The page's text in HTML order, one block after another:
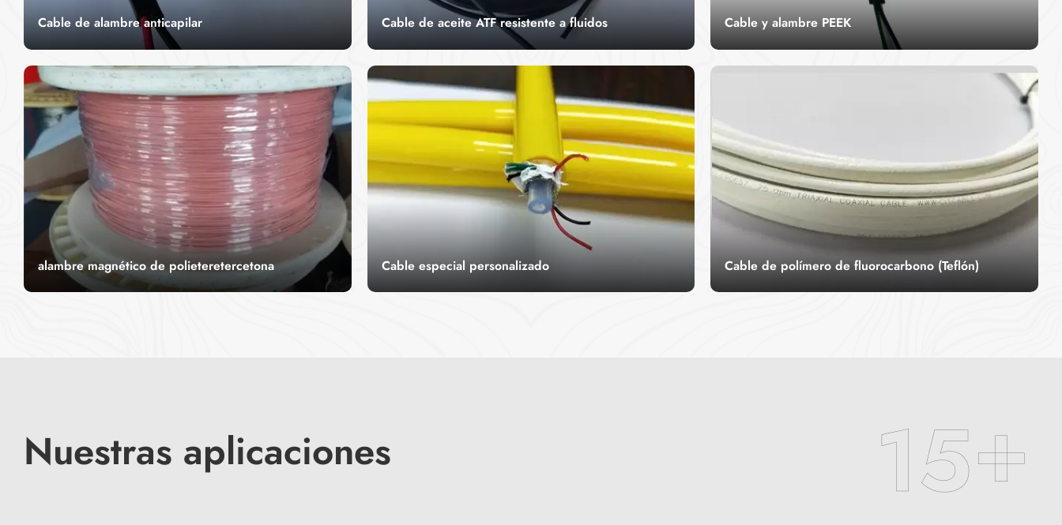
Cable de alambre anticapilar
El cable anticapilar de CITCable está diseñado
fluidos, lo que lo hace ideal para aplicaciones
industriales y sensibles a los fluidos. Gracias a su
construcción robusta y resistencia a los fluidos,
este cable garantiza un rendimiento óptimo en
entornos exigentes donde la prevención de
fugas es fundamental. El cable anticapilar ofrece
una flexibilidad excepcional y es perfecto para
su uso en entornos expuestos a aceites,
productos químicos y otros fluidos, asegurando
una fiabilidad a largo plazo.
LEER MÁS
Cable de aceite ATF resistente a fluidos
El cable de aceite ATF resistente a fluidos es un
y resistente al aceite, cable de medición especial
antiestático y resistente al aceite. Composición
de la cubierta.
LEER MÁS
Cable y alambre PEEK
CITCable cable de alambre PEEK Se distingue
alambre magnético de polieteretercetona
Alambre magnético PEEK: alto rendimiento y
Cable especial personalizado Cable de polímero de fluorocarbono (Teflón)
Nuestras aplicaciones 15+